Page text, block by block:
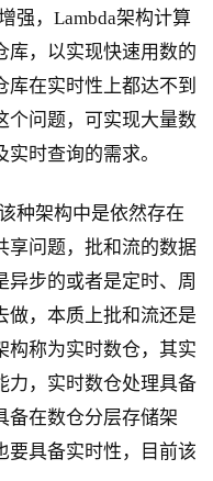
强，Lambda架构计算
库，以实现快速用数的
在实时性上都达不到
个问题，可实现大量数
时查询的需求。
种架构中是依然存在
享问题，批和流的数据
异步的或者是定时、周
做，本质上批和流还是
构称为实时数仓，其实
力，实时数仓处理具备
备在数仓分层存储架
要具备实时性，目前该